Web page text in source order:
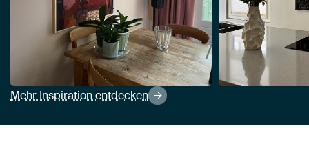
Mehr Inspiration entdecken